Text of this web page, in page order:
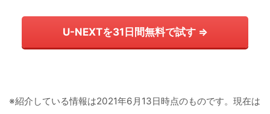
U-NEXTを31日間無料で試す ⇒
※紹介している情報は2021年6月13日時点のものです。現在は